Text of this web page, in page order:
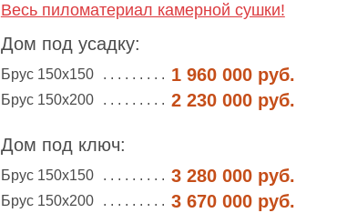
Весь пиломатериал камерной сушки!
Дом под усадку:
Брус 150х150 1 960 000 руб.
Брус 150х200 2 230 000 руб.
Дом под ключ:
Брус 150х150 3 280 000 руб.
Брус 150х200 3 670 000 руб.